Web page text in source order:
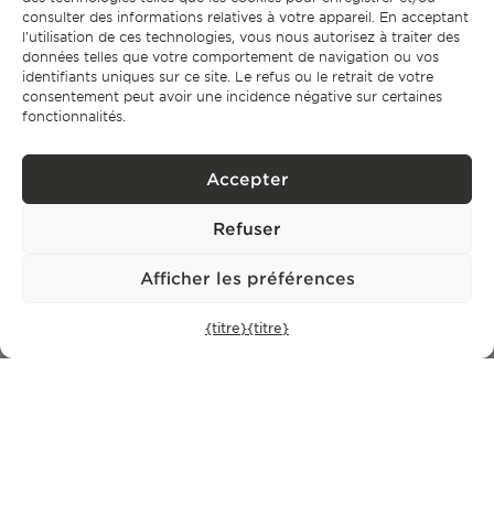
consulter des informations relatives à votre appareil. En acceptant
l'utilisation de ces technologies, vous nous autorisez à traiter des
données telles que votre comportement de navigation ou vos
identifiants uniques sur ce site. Le refus ou le retrait de votre
consentement peut avoir une incidence négative sur certaines
fonctionnalités.
Accepter
Refuser
Afficher les préférences
{titre}{titre}
S'abonner
J'ai lu et j'accepte la politique de confidentialité.
+351 913 256 444
office@bontefilipidis.com